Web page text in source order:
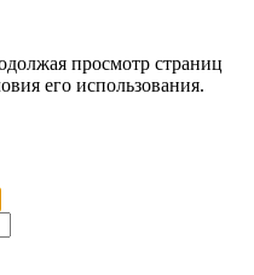
просмотр страниц
его использования.